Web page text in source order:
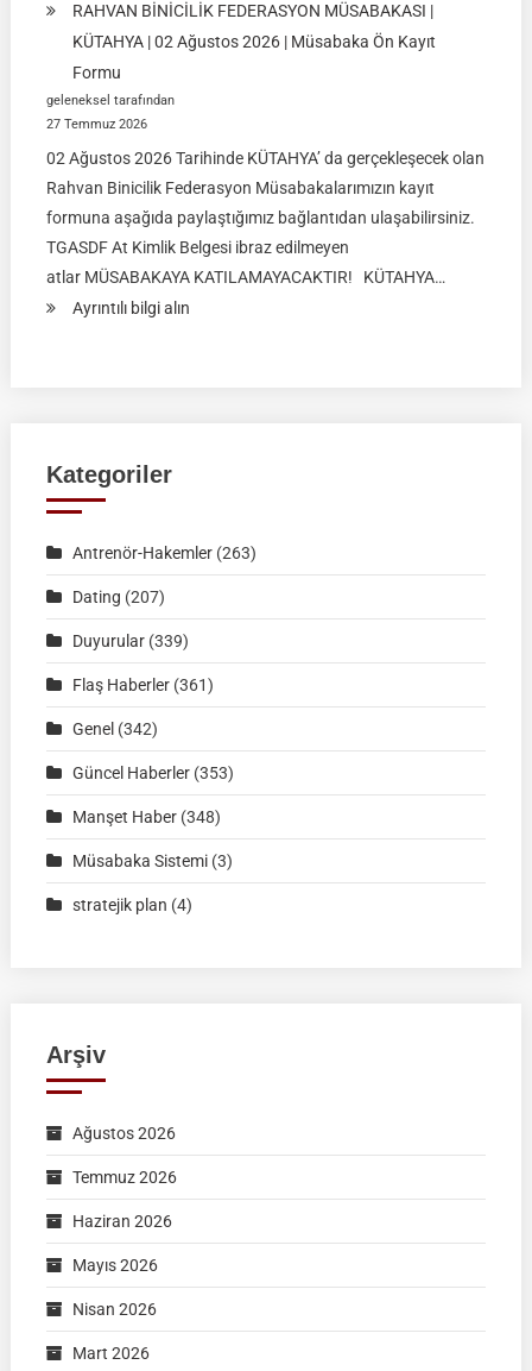
RAHVAN BİNİCİLİK FEDERASYON MÜSABAKASI |
KÜTAHYA | 02 Ağustos 2026 | Müsabaka Ön Kayıt
Formu
geleneksel tarafından
27 Temmuz 2026
02 Ağustos 2026 Tarihinde KÜTAHYA’ da gerçekleşecek olan
Rahvan Binicilik Federasyon Müsabakalarımızın kayıt
formuna aşağıda paylaştığımız bağlantıdan ulaşabilirsiniz.
TGASDF At Kimlik Belgesi ibraz edilmeyen
atlar MÜSABAKAYA KATILAMAYACAKTIR! KÜTAHYA…
Ayrıntılı bilgi alın:
02
2026
Müsabaka
Ön
Formu
Kategoriler
Antrenör-Hakemler(263)
Dating (207)
Duyurular(339)
Flaş Haberler(361)
Genel (342)
Güncel Haberler(353)
Manşet Haber(348)
Müsabaka Sistemi(3)
stratejik plan (4)
Arşiv
Ağustos 2026
Temmuz 2026
Haziran 2026
Mayıs 2026
Nisan 2026
Mart 2026